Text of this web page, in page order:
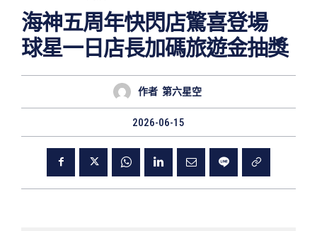
海神五周年快閃店驚喜登場
球星一日店長加碼旅遊金抽獎
作者 第六星空
2026-06-15